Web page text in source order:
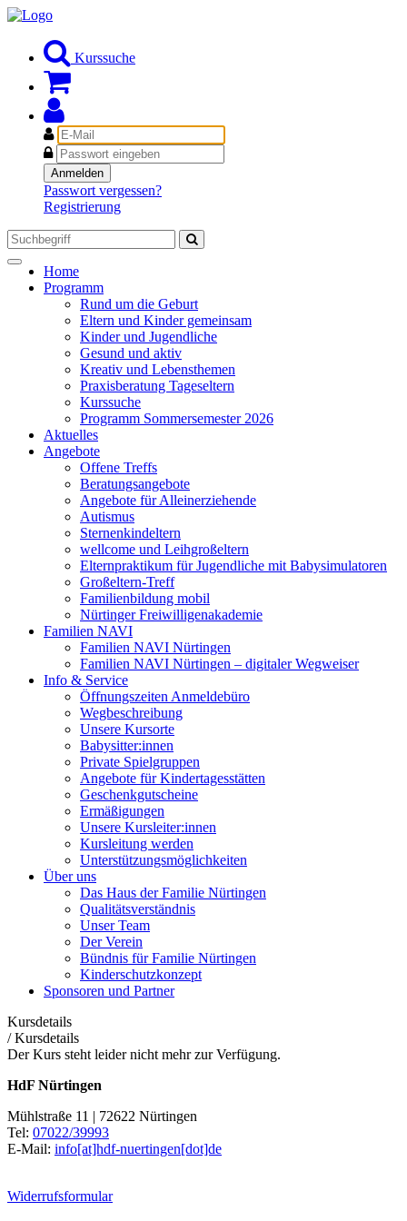
Kurssuche
E-
Mail
Passwort
Anmelden
Passwort vergessen?
Registrierung
Toggle
navigation
Home
Programm
Rund um die Geburt
Eltern und Kinder gemeinsam
Kinder und Jugendliche
Gesund und aktiv
Kreativ und Lebensthemen
Praxisberatung Tageseltern
Kurssuche
Programm Sommersemester 2026
Aktuelles
Angebote
Offene Treffs
Beratungsangebote
Angebote für Alleinerziehende
Autismus
Sternenkindeltern
wellcome und Leihgroßeltern
Elternpraktikum für Jugendliche mit Babysimulatoren
Großeltern-Treff
Familienbildung mobil
Nürtinger Freiwilligenakademie
Familien NAVI
Familien NAVI Nürtingen
Familien NAVI Nürtingen – digitaler Wegweiser
Info & Service
Öffnungszeiten Anmeldebüro
Wegbeschreibung
Unsere Kursorte
Babysitter:innen
Private Spielgruppen
Angebote für Kindertagesstätten
Geschenkgutscheine
Ermäßigungen
Unsere Kursleiter:innen
Kursleitung werden
Unterstützungsmöglichkeiten
Über uns
Das Haus der Familie Nürtingen
Qualitätsverständnis
Unser Team
Der Verein
Bündnis für Familie Nürtingen
Kinderschutzkonzept
Sponsoren und Partner
Kursdetails
/Kursdetails
Der Kurs steht leider nicht mehr zur Verfügung.
HdF Nürtingen
Mühlstraße 11 | 72622 Nürtingen
Tel: 07022/39993
E-Mail: info[at]hdf-nuertingen[dot]de
Widerrufsformular